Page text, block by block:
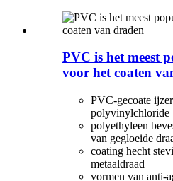
PVC is het meest
voor het coaten
PVC-gecoate
polyvinylchloride
polyethyleen
van gegloeide
coating hecht
metaaldraad
vormen van anti-